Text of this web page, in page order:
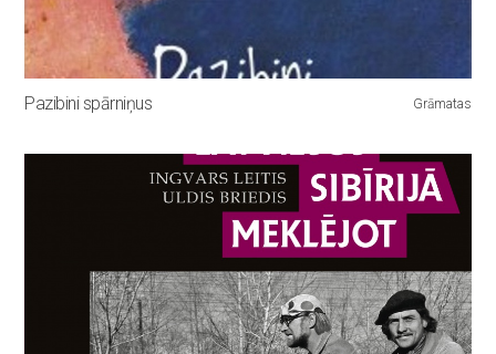
Pazibini spārniņus Grāmatas